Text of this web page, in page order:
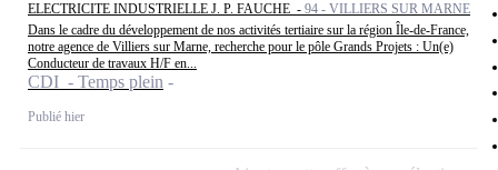
ELECTRICITE INDUSTRIELLE J. P. FAUCHE - 94 - VILLIERS SUR MARNE
Dans le cadre du développement de nos activités tertiaire sur la région Île-de-France,
notre agence de Villiers sur Marne, recherche pour le pôle Grands Projets : Un(e)
Conducteur de travaux H/F en...
CDI - Temps plein
Publié hier